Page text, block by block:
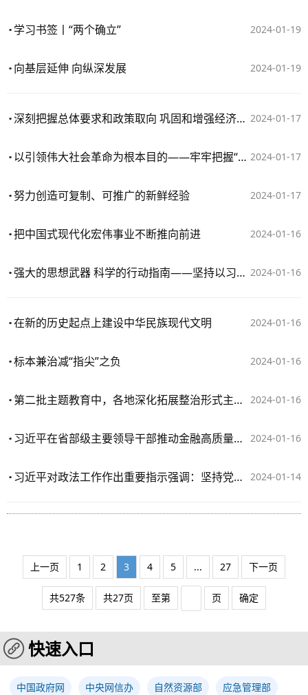
2024-01-19
学习书签丨“两个确立”
2024-01-19
向基层延伸 向纵深发展
2024-01-17
深刻把握总体要求和政策取向 巩固和增强经济回升向好态势
2024-01-17
以引领伟大社会革命为根本目的——牢牢把握“九个以”的实践要求深入推进党的自我革命②
2024-01-17
努力创造可复制、可推广的新鲜经验
2024-01-16
把中国式现代化宏伟事业不断推向前进
2024-01-16
强大的思想武器 科学的行动指南——坚持以习近平文化思想为引领不断开创宣传思想文化工作新局面①
2024-01-16
在新的历史起点上建设中华民族现代文明
2024-01-16
标本兼治减“指尖”之负
2024-01-16
第二批主题教育中，各地深化拓展整治形式主义为基层减负工作——基层减负担 干部添动力
2024-01-16
习近平在省部级主要领导干部推动金融高质量发展专题研讨班开班式上发表重要讲话
2024-01-14
习近平对政法工作作出重要指示强调：坚持党的绝对领导忠诚履职担当作为 为全面推进强国建设民族复兴伟业提供坚强安全保障
上一页 1 2 3 4 5 ... 27 下一页
共527条 共27页 至第 页 确定
快速入口
中国政府网 中央网信办 自然资源部 应急管理部